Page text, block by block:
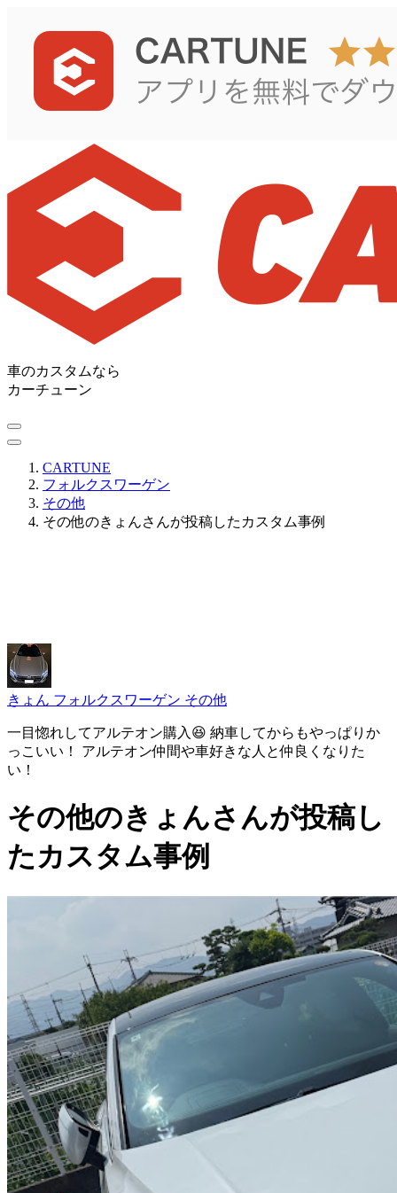
車のカスタムなら
カーチューン
CARTUNE
フォルクスワーゲン
その他
その他のきょんさんが投稿したカスタム事例
きょん フォルクスワーゲン その他
一目惚れしてアルテオン購入😆 納車してからもやっぱりか
っこいい！ アルテオン仲間や車好きな人と仲良くなりた
い！
その他のきょんさんが投稿し
たカスタム事例